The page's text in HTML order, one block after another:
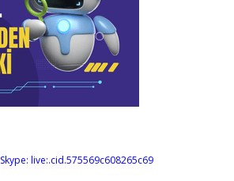
Skype: live:.cid.575569c608265c69